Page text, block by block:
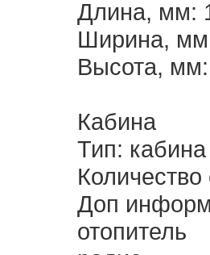
Длина, мм:
Ширина,
Высота,
Кабина
Тип: кабина
Доп
отопитель